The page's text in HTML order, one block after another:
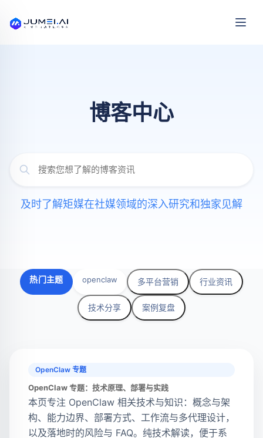
博客中心
及时了解矩媒在社媒领域的深入研究和独家见解
热门主题 openclaw 多平台营销 行业资讯
技术分享 案例复盘
OpenClaw 专题
OpenClaw 专题：技术原理、部署与实践
本页专注 OpenClaw 相关技术与知识：概念与架
构、能力边界、部署方式、工作流与多代理设计，
以及落地时的风险与 FAQ。纯技术解读，便于系